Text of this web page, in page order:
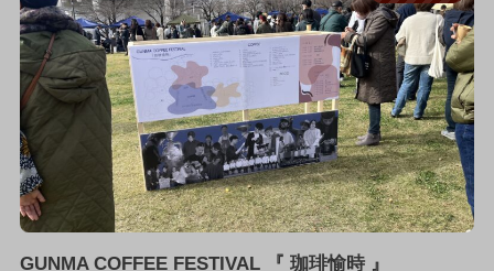
GUNMA COFFEE FESTIVAL 『 珈琲愉時 』